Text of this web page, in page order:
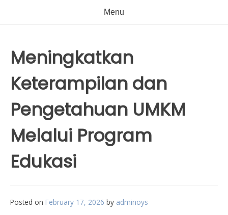
Menu
Meningkatkan
Keterampilan dan
Pengetahuan UMKM
Melalui Program
Edukasi
Posted on February 17, 2026 by adminoys